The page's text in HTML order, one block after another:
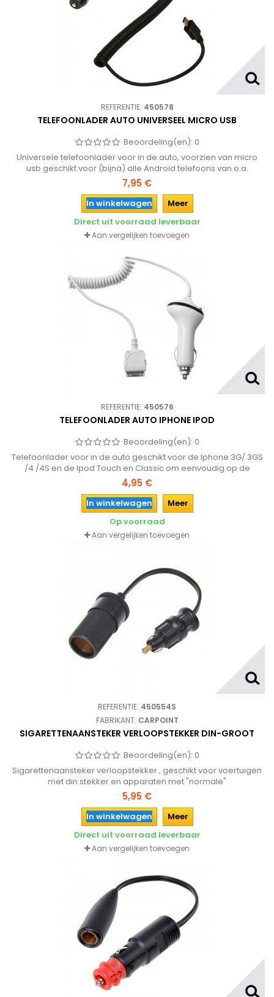
REFERENTIE: 450578
TELEFOONLADER AUTO UNIVERSEEL MICRO USB
Beoordeling(en): 0
Universele telefoonlader voor in de auto, voorzien van micro
usb geschikt voor (bijna) alle Android telefoons van o.a.
Samsung, Sony, HTC, LG enz.
7,95 €
In winkelwagen
Meer
Direct uit voorraad leverbaar
Aan vergelijken toevoegen
REFERENTIE: 450576
TELEFOONLADER AUTO IPHONE IPOD
Beoordeling(en): 0
Telefoonlader voor in de auto geschikt voor de Iphone 3G/ 3GS
/4 /4S en de Ipod Touch en Classic om eenvoudig op de
sigarettenaansteker van de auto aan te sluiten.
4,95 €
In winkelwagen
Meer
Op voorraad
Aan vergelijken toevoegen
REFERENTIE: 450554S
FABRIKANT: CARPOINT
SIGARETTENAANSTEKER VERLOOPSTEKKER DIN-GROOT
Beoordeling(en): 0
Sigarettenaansteker verloopstekker , geschikt voor voertuigen
met din stekker en apparaten met "normale"
sigarettenaansteker aansluiting.
5,95 €
In winkelwagen
Meer
Direct uit voorraad leverbaar
Aan vergelijken toevoegen